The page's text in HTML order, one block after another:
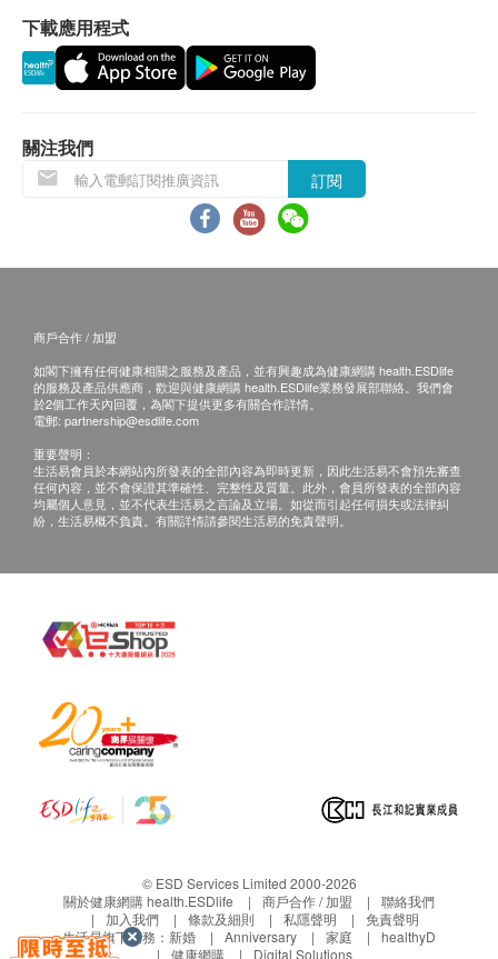
固定為 0.95
溫度測量範圍
‐30.0℃〜400.0℃
距離 (D)：範圍 (S) = 12:1
精確
‐30.0〜0.0℃：±3.0℃、0.1〜100.0℃：±2.0℃、
100.1〜200.0℃：±4.0℃、200.1〜300.0℃：
±6.0℃、
自動關機
7分鐘
退換條款：
當顧客收取已訂購之貨品時，有責任檢查貨品是否
有損毀情況，一經確認簽收，恕不接受退換。
或過期退回，供應商有權不受理。
如有其他損壞或遺漏查詢，顧客必須保留有效收據
正本，並於送貨後3個工作天內按下列方式聯絡
Gamore 客戶服務部跟進。
下載應用程式
關注我們
訂閱
商戶合作 / 加盟
如閣下擁有任何健康相關之服務及產品，並有興趣成為健康網購 health.ESDlife
的服務及產品供應商，歡迎與健康網購 health.ESDlife業務發展部聯絡。我們會
於2個工作天內回覆，為閣下提供更多有關合作詳情。
電郵: partnership@esdlife.com
重要聲明：
生活易會員於本網站內所發表的全部內容為即時更新，因此生活易不會預先審查
任何內容，並不會保證其準確性、完整性及質量。此外，會員所發表的全部內容
均屬個人意見，並不代表生活易之言論及立場。如從而引起任何損失或法律糾
紛，生活易概不負責。有關詳情請參閱生活易的免責聲明。
© ESD Services Limited 2000-2026
關於健康網購 health.ESDlife
商戶合作 / 加盟
聯絡我們
加入我們
條款及細則 私隱聲明
免責聲明
生活易旗下業務： 新婚 Anniversary 家庭
healthyD
健康網購
Digital Solutions